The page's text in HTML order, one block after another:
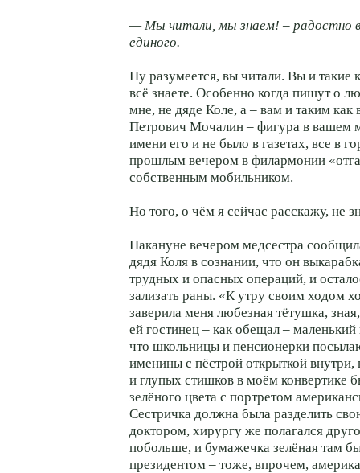
— Мы читали, мы знаем! – радостно
единого.
Ну разумеется, вы читали. Вы и такие
всё знаете. Особенно когда пишут о
мне, не дяде Коле, а – вам и таким как
Петрович Мочалин – фигура в вашем
имени его и не было в газетах, все в
прошлым вечером в филармонии
собственным мобильником.
Но того, о чём я сейчас расскажу, не
Накануне вечером медсестра
дядя Коля в сознании, что он
трудных и опасных операций, и
зализать раны. «К утру своим ходом
заверила меня любезная тётушка,
ей гостинец – как обещал – маленький
что школьницы и пенсионерки
именины с пёстрой открыткой внутри,
и глупых стишков в моём конвертике
зелёного цвета с портретом
Сестричка должна была разделить
доктором, хирургу же полагался
побольше, и бумажечка зелёная там
президентом – тоже, впрочем,